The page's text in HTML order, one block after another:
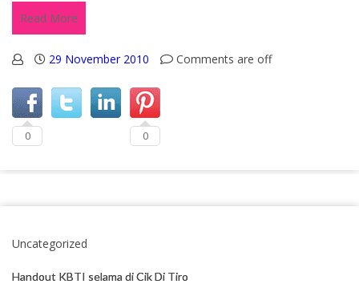
Read More
29 November 2010 Comments are off
0 0
Uncategorized
Handout KBTI selama di Cik Di Tiro